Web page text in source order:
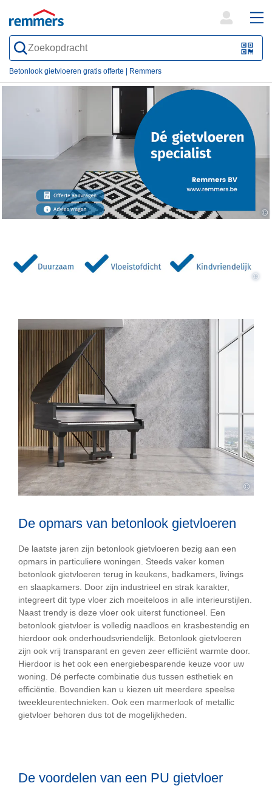
QR-
oder
form
Betonlook gietvloeren gratis offerte | Remmers
©
©
©
De opmars van betonlook gietvloeren
De laatste jaren zijn betonlook gietvloeren bezig aan een
opmars in particuliere woningen. Steeds vaker komen
betonlook gietvloeren terug in keukens, badkamers, livings
en slaapkamers. Door zijn industrieel en strak karakter,
integreert dit type vloer zich moeiteloos in alle interieurstijlen.
Naast trendy is deze vloer ook uiterst functioneel. Een
betonlook gietvloer is volledig naadloos en krasbestendig en
hierdoor ook onderhoudsvriendelijk. Betonlook gietvloeren
zijn ook vrij transparant en geven zeer efficiënt warmte door.
Hierdoor is het ook een energiebesparende keuze voor uw
woning. Dé perfecte combinatie dus tussen esthetiek en
efficiëntie. Bovendien kan u kiezen uit meerdere speelse
tweekleurentechnieken. Ook een marmerlook of metallic
gietvloer behoren dus tot de mogelijkheden.
De voordelen van een PU gietvloer